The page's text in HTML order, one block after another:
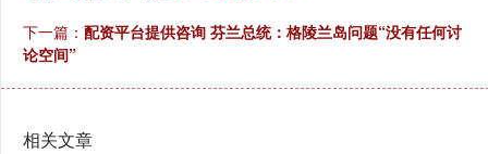
下一篇： 配资平台提供咨询 芬兰总统：格陵兰岛问题“没有任何讨
论空间”
相关文章